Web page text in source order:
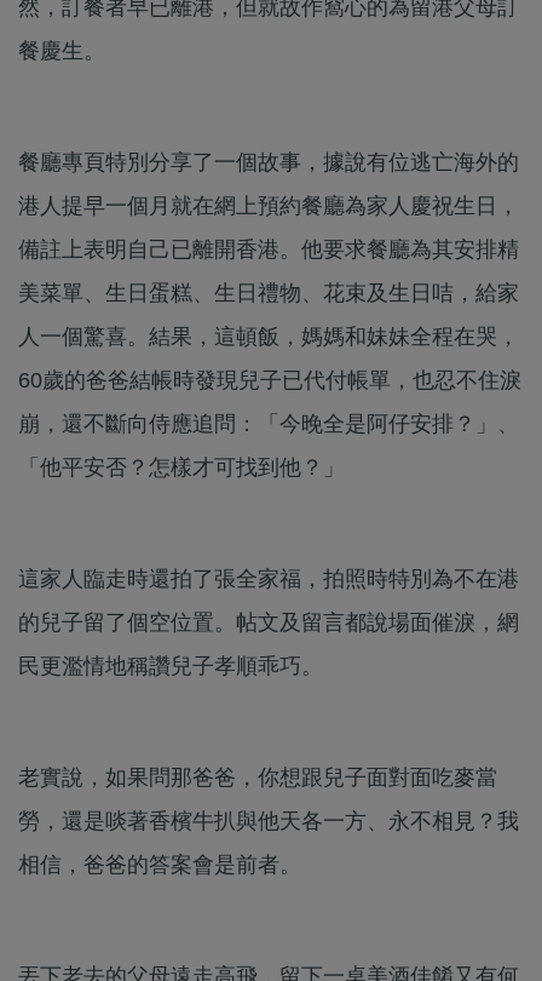
然，訂餐者早已離港，但就故作窩心的為留港父母訂
餐慶生。
餐廳專頁特別分享了一個故事，據說有位逃亡海外的
港人提早一個月就在網上預約餐廳為家人慶祝生日，
備註上表明自己已離開香港。他要求餐廳為其安排精
美菜單、生日蛋糕、生日禮物、花束及生日咭，給家
人一個驚喜。結果，這頓飯，媽媽和妹妹全程在哭，
60歲的爸爸結帳時發現兒子已代付帳單，也忍不住淚
崩，還不斷向侍應追問：「今晚全是阿仔安排？」、
「他平安否？怎樣才可找到他？」
這家人臨走時還拍了張全家福，拍照時特別為不在港
的兒子留了個空位置。帖文及留言都說場面催淚，網
民更濫情地稱讚兒子孝順乖巧。
老實說，如果問那爸爸，你想跟兒子面對面吃麥當
勞，還是啖著香檳牛扒與他天各一方、永不相見？我
相信，爸爸的答案會是前者。
丟下老去的父母遠走高飛，留下一桌美酒佳餚又有何